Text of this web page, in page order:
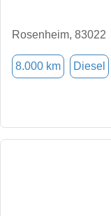
Rosenheim, 83022
8.000 km Diesel